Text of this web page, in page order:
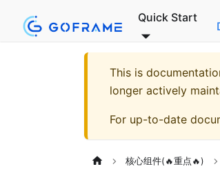
Quick Start
This is
longer actively
For up-to-date
核心组件(🔥重点🔥)